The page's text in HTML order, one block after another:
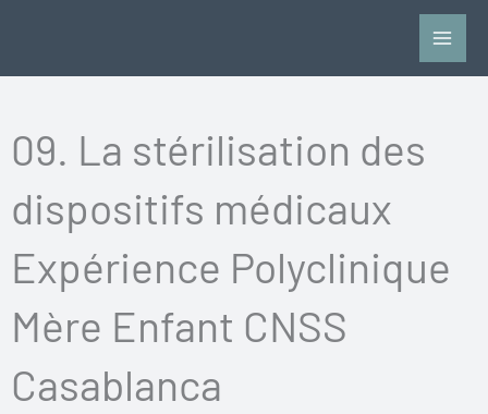
09. La stérilisation des
dispositifs médicaux
Expérience Polyclinique
Mère Enfant CNSS
Casablanca